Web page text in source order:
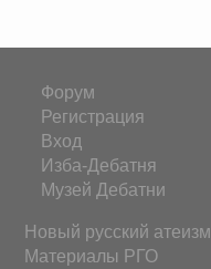
Форум
Регистрация
Вход
Изба-Дебатня
Музей Дебатни
Новый русский атеизм
Материалы РГО